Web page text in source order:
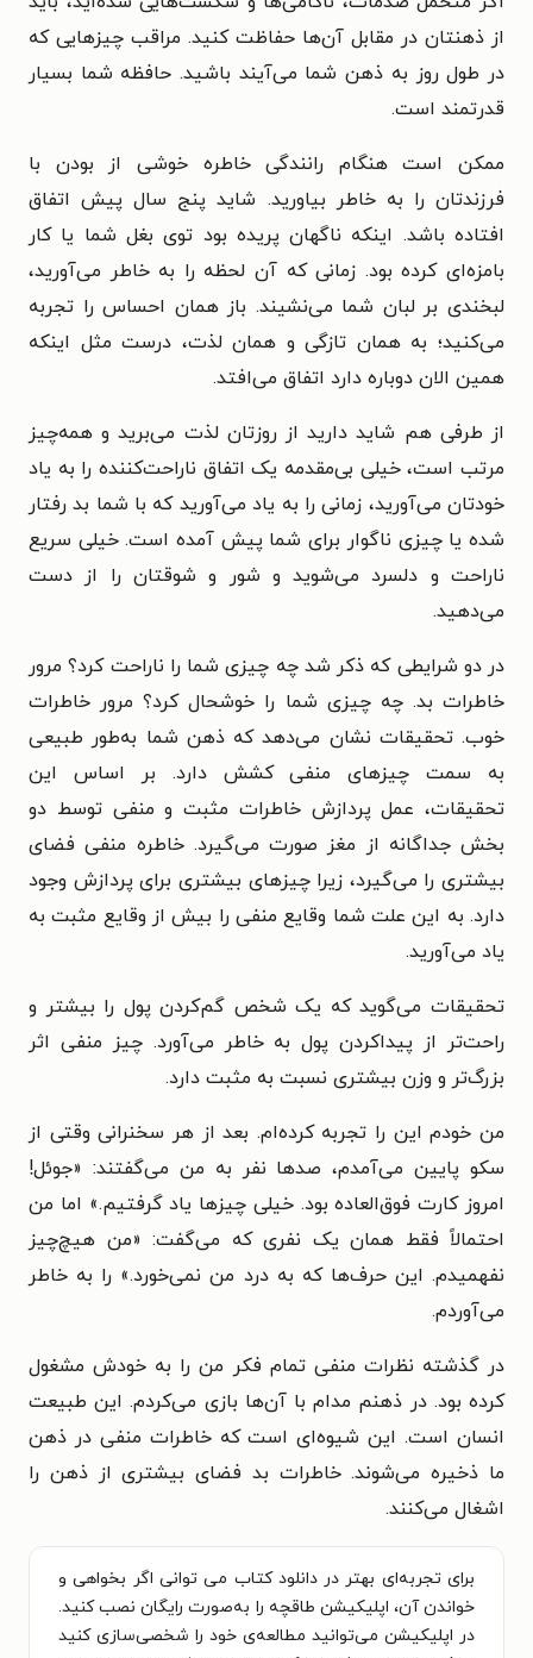
از ذهنتان در مقابل آن‌ها حفاظت کنید. مراقب چیزهایی که
در طول روز به ذهن شما می‌آیند باشید. حافظه شما بسیار
قدرتمند است.
ممکن است هنگام رانندگی خاطره خوشی از بودن با
فرزندتان را به خاطر بیاورید. شاید پنج سال پیش اتفاق
افتاده باشد. اینکه ناگهان پریده بود توی بغل شما یا کار
بامزه‌ای کرده بود. زمانی که آن لحظه را به خاطر می‌آورید،
لبخندی بر لبان شما می‌نشیند. باز همان احساس را تجربه
می‌کنید؛ به همان تازگی و همان لذت، درست مثل اینکه
همین الان دوباره دارد اتفاق می‌افتد.
از طرفی هم شاید دارید از روزتان لذت می‌برید و همه‌چیز
مرتب است، خیلی بی‌مقدمه یک اتفاق ناراحت‌کننده را به یاد
خودتان می‌آورید، زمانی را به یاد می‌آورید که با شما بد رفتار
شده یا چیزی ناگوار برای شما پیش آمده است. خیلی سریع
ناراحت و دلسرد می‌شوید و شور و شوقتان را از دست
می‌دهید.
در دو شرایطی که ذکر شد چه چیزی شما را ناراحت کرد؟ مرور
خاطرات بد. چه چیزی شما را خوشحال کرد؟ مرور خاطرات
خوب. تحقیقات نشان می‌دهد که ذهن شما به‌طور طبیعی
به سمت چیزهای منفی کشش دارد. بر اساس این
تحقیقات، عمل پردازش خاطرات مثبت و منفی توسط دو
بخش جداگانه از مغز صورت می‌گیرد. خاطره منفی فضای
بیشتری را می‌گیرد، زیرا چیزهای بیشتری برای پردازش وجود
دارد. به این علت شما وقایع منفی را بیش از وقایع مثبت به
یاد می‌آورید.
تحقیقات می‌گوید که یک شخص گم‌کردن پول را بیشتر و
راحت‌تر از پیداکردن پول به خاطر می‌آورد. چیز منفی اثر
بزرگ‌تر و وزن بیشتری نسبت به مثبت دارد.
من خودم این را تجربه کرده‌ام. بعد از هر سخنرانی وقتی از
سکو پایین می‌آمدم، صدها نفر به من می‌گفتند: «جوئل!
امروز کارت فوق‌العاده بود. خیلی چیزها یاد گرفتیم.» اما من
احتمالاً فقط همان یک نفری که می‌گفت: «من هیچ‌چیز
نفهمیدم. این حرف‌ها که به درد من نمی‌خورد.» را به خاطر
می‌آوردم.
در گذشته نظرات منفی تمام فکر من را به خودش مشغول
کرده بود. در ذهنم مدام با آن‌ها بازی می‌کردم. این طبیعت
انسان است. این شیوه‌ای است که خاطرات منفی در ذهن
ما ذخیره می‌شوند. خاطرات بد فضای بیشتری از ذهن را
اشغال می‌کنند.
برای تجربه‌ای بهتر در دانلود کتاب می توانی اگر بخواهی و
خواندن آن، اپلیکیشن طاقچه را به‌صورت رایگان نصب کنید.
در اپلیکیشن می‌توانید مطالعه‌ی خود را شخصی‌سازی کنید